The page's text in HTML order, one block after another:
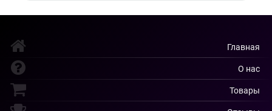
Главная
О нас
Товары